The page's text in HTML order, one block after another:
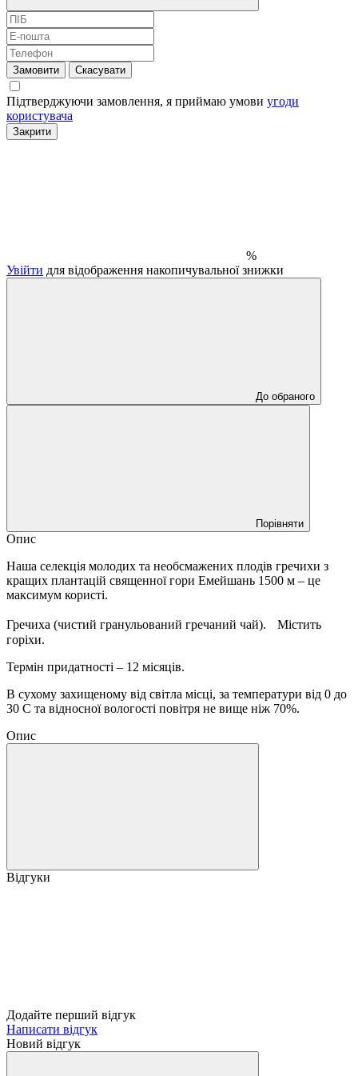
Замовити Скасувати
Підтверджуючи замовлення, я приймаю умови угоди
користувача
Закрити
%
Увійти для відображення накопичувальної знижки
До обраного
Порівняти
Опис
Наша селекція молодих та необсмажених плодів гречихи з
кращих плантацій священної гори Емейшань 1500 м – це
максимум користі.
Гречиха (чистий гранульований гречаний чай). Містить
горіхи.
Термін придатності – 12 місяців.
В сухому захищеному від світла місці, за температури від 0 до
30 С та відносної вологості повітря не вище ніж 70%.
Опис
Відгуки
Додайте перший відгук
Написати відгук
Новий відгук